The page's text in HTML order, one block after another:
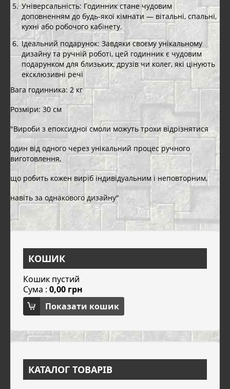
Універсальність: Годинник стане чудовим
доповненням до будь-якої кімнати — вітальні, спальні,
кухні або робочого кабінету.
Ідеальний подарунок: Завдяки своєму унікальному
дизайну та ручній роботі, цей годинник є чудовим
подарунком для близьких, друзів чи колег, які цінують
ексклюзивні речі
Вага годинника: 2 кг
Розміри: 30 см
"Вироби з епоксидної смоли можуть трохи відрізнятися
один від одного через унікальний процес ручного
виготовлення,
що робить кожен виріб індивідуальним і неповторним,
навіть за однакового дизайну"
КОШИК
Кошик пустий
Сума : 0,00 грн
Показати кошик
КАТАЛОГ ТОВАРІВ